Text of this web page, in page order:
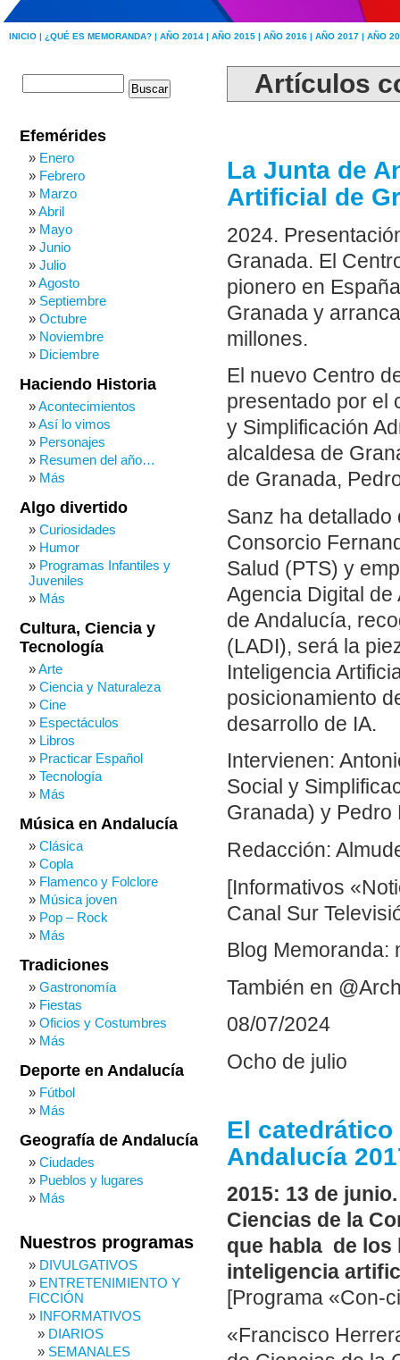
INICIO | ¿QUÉ ES MEMORANDA? | AÑO 2014 | AÑO 2015 | AÑO 2016 | AÑO 2017 | AÑO
Artículos
La Junta de
Artificial de
2024.
Granada. El
pionero en
Granada y
millones.
El nuevo Centro
presentado por el
y Simplificación
alcaldesa de
de Granada,
Sanz ha
Consorcio
Salud (PTS) y
Agencia Digital de
de Andalucía,
(LADI), será la
Inteligencia
posicionamiento
desarrollo de IA.
Intervienen:
Social y
Granada) y
Redacción:
[Informativos
Canal Sur
Blog Memoranda:
También en
08/07/2024
Ocho de julio
El catedrático
Andalucía
2015: 13 de
Ciencias de la
que habla de los
inteligencia
[Programa «Con-
«Francisco
Efemérides
Enero
Febrero
Marzo
Abril
Mayo
Junio
Julio
Agosto
Septiembre
Octubre
Noviembre
Diciembre
Haciendo Historia
Acontecimientos
Así lo vimos
Personajes
Resumen del año…
Más
Algo divertido
Curiosidades
Humor
Programas Infantiles y
Juveniles
Más
Cultura, Ciencia y
Tecnología
Arte
Ciencia y Naturaleza
Cine
Espectáculos
Libros
Practicar Español
Tecnología
Más
Música en Andalucía
Clásica
Copla
Flamenco y Folclore
Música joven
Pop – Rock
Más
Tradiciones
Gastronomía
Fiestas
Oficios y Costumbres
Más
Deporte en Andalucía
Fútbol
Más
Geografía de Andalucía
Ciudades
Pueblos y lugares
Más
Nuestros programas
DIVULGATIVOS
ENTRETENIMIENTO Y
FICCIÓN
INFORMATIVOS
DIARIOS
SEMANALES